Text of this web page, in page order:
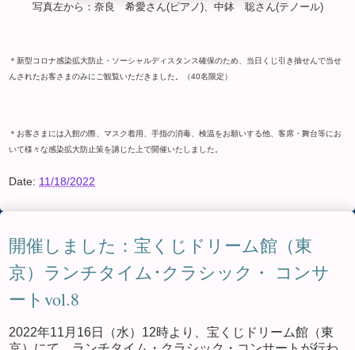
写真左から：奈良 希愛さん(ピアノ)、中鉢 聡さん(テノール)
＊新型コロナ感染拡大防止・ソーシャルディスタンス確保のため、当日くじ引き抽せんで当せ
んされたお客さまのみにご観覧いただきました。（40名限定）
＊お客さまには入館の際、マスク着用、手指の消毒、検温をお願いする他、客席・舞台等にお
いて様々な感染拡大防止策を講じた上で開催いたしました。
Date: 11/18/2022
開催しました：宝くじドリーム館（東
京）ランチタイム･クラシック・ コンサ
ートvol.8
2022年11月16日（水）12時より、宝くじドリーム館（東